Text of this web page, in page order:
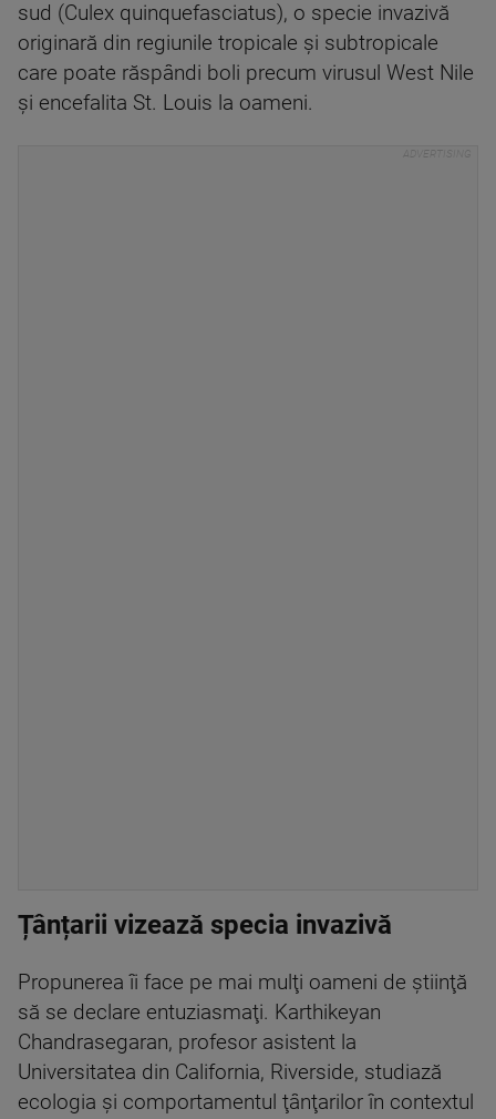
sud (Culex quinquefasciatus), o specie invazivă
originară din regiunile tropicale şi subtropicale
care poate răspândi boli precum virusul West Nile
şi encefalita St. Louis la oameni.
Țânțarii vizează specia invazivă
Propunerea îi face pe mai mulţi oameni de ştiinţă
să se declare entuziasmaţi. Karthikeyan
Chandrasegaran, profesor asistent la
Universitatea din California, Riverside, studiază
ecologia şi comportamentul ţânţarilor în contextul